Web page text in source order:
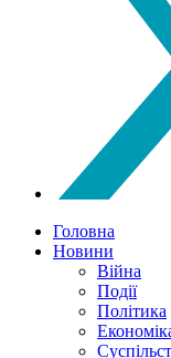
Головна
Новини
Війна
Події
Політика